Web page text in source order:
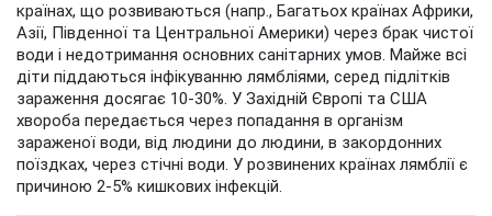
країнах, що розвиваються (напр., Багатьох країнах Африки,
Азії, Південної та Центральної Америки) через брак чистої
води і недотримання основних санітарних умов. Майже всі
діти піддаються інфікуванню лямбліями, серед підлітків
зараження досягає 10-30%. У Західній Європі та США
хвороба передається через попадання в організм
зараженої води, від людини до людини, в закордонних
поїздках, через стічні води. У розвинених країнах лямблії є
причиною 2-5% кишкових інфекцій.